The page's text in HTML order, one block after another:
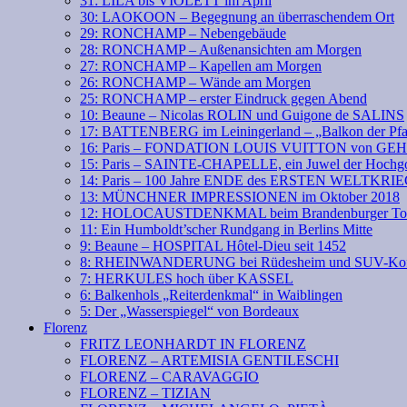
30: LAOKOON – Begegnung an überraschendem Ort
29: RONCHAMP – Nebengebäude
28: RONCHAMP – Außenansichten am Morgen
27: RONCHAMP – Kapellen am Morgen
26: RONCHAMP – Wände am Morgen
25: RONCHAMP – erster Eindruck gegen Abend
10: Beaune – Nicolas ROLIN und Guigone de SALINS
17: BATTENBERG im Leiningerland – „Balkon der
16: Paris – FONDATION LOUIS VUITTON von
15: Paris – SAINTE-CHAPELLE, ein Juwel der
14: Paris – 100 Jahre ENDE des ERSTEN
13: MÜNCHNER IMPRESSIONEN im Oktober 2018
12: HOLOCAUSTDENKMAL beim Brandenburger
11: Ein Humboldt’scher Rundgang in Berlins Mitte
9: Beaune – HOSPITAL Hôtel-Dieu seit 1452
8: RHEINWANDERUNG bei Rüdesheim und SUV-
7: HERKULES hoch über KASSEL
6: Balkenhols „Reiterdenkmal“ in Waiblingen
5: Der „Wasserspiegel“ von Bordeaux
Florenz
FRITZ LEONHARDT IN FLORENZ
FLORENZ – ARTEMISIA GENTILESCHI
FLORENZ – CARAVAGGIO
FLORENZ – TIZIAN